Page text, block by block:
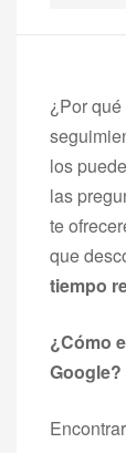
¿Por
los
las
te
que
tiempo
¿Cómo
Google?